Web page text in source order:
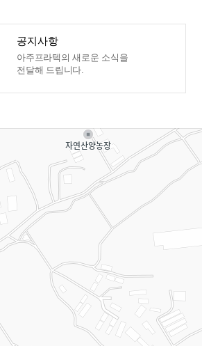
공지사항
아주프라텍의 새로운 소식을
전달해 드립니다.